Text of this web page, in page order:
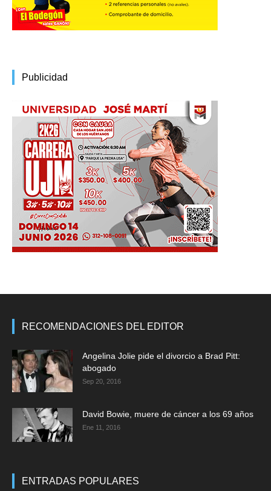
Publicidad
RECOMENDACIONES DEL EDITOR
Angelina Jolie pide el divorcio a Brad Pitt:
abogado
Sep 20, 2016
David Bowie, muere de cáncer a los 69 años
Ene 11, 2016
ENTRADAS POPULARES